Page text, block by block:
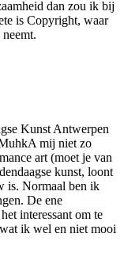
dan zou ik bij
is Copyright, waar
Kunst Antwerpen
mij niet zo
art (moet je van
kunst, loont
is. Normaal ben ik
De ene
interessant om te
ik wel en niet mooi